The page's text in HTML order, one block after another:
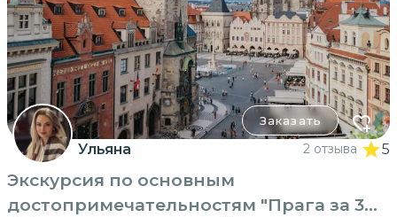
Заказать
Ульяна 2 отзыва 5
Экскурсия по основным
достопримечательностям "Прага за 3